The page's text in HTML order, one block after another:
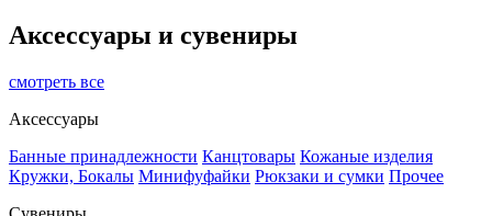
Аксессуары и сувениры
смотреть все
Аксессуары
Банные принадлежности Канцтовары Кожаные изделия
Кружки, Бокалы Минифуфайки Рюкзаки и сумки Прочее